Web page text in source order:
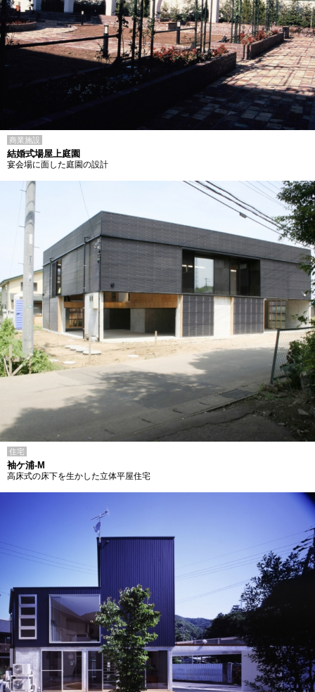
商業施設
結婚式場屋上庭園
宴会場に面した庭園の設計
住宅
袖ケ浦-M
高床式の床下を生かした立体平屋住宅